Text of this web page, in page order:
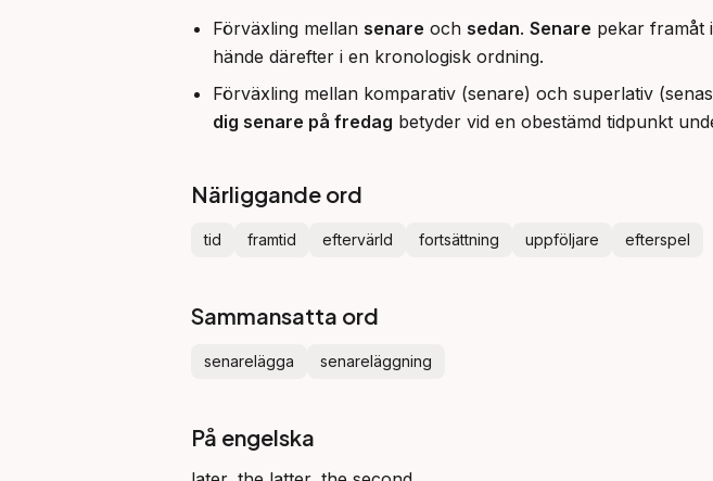
Förväxling mellan senare och sedan. Senare pekar framåt
hände därefter i en kronologisk ordning.
Förväxling mellan komparativ (senare) och superlativ
dig senare på fredag betyder vid en obestämd tidpunkt
Närliggande ord
tid framtid eftervärld fortsättning uppföljare efterspel
Sammansatta ord
senarelägga senareläggning
På engelska